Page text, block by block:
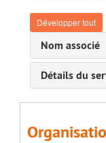
Développer tout
Nom associé
Détails du